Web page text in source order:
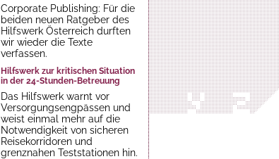
Corporate Publishing: Für die
beiden neuen Ratgeber des
Hilfswerk Österreich durften
wir wieder die Texte
verfassen.
Hilfswerk zur kritischen Situation
in der 24-Stunden-Betreuung
Das Hilfswerk warnt vor
Versorgungsengpässen und
weist einmal mehr auf die
Notwendigkeit von sicheren
Reisekorridoren und
grenznahen Teststationen hin.